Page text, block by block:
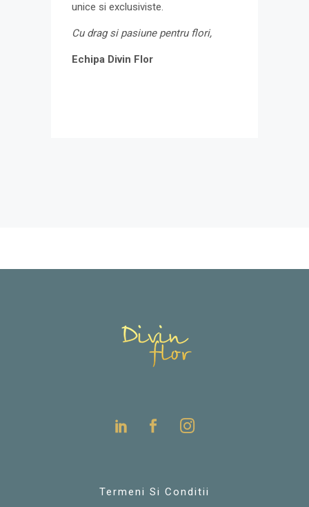
unice si exclusiviste.
Cu drag si pasiune pentru flori,
Echipa Divin Flor
Termeni Si Conditii